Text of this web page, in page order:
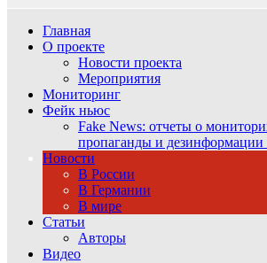
Главная
О проекте
Новости проекта
Мероприятия
Мониторинг
Фейк ньюс
Fake News: отчеты о
пропаганды и дезинформации
Новости
В России
В Германии
В мире
Статьи
Авторы
Видео